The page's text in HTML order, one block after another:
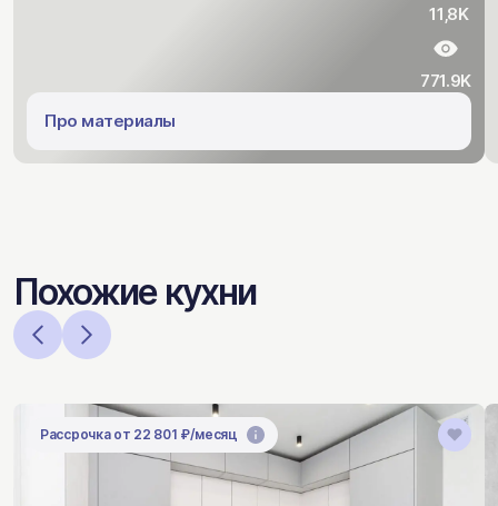
11,8K
771.9K
Про материалы
Похожие кухни
Рассрочка от 22 801 ₽/месяц